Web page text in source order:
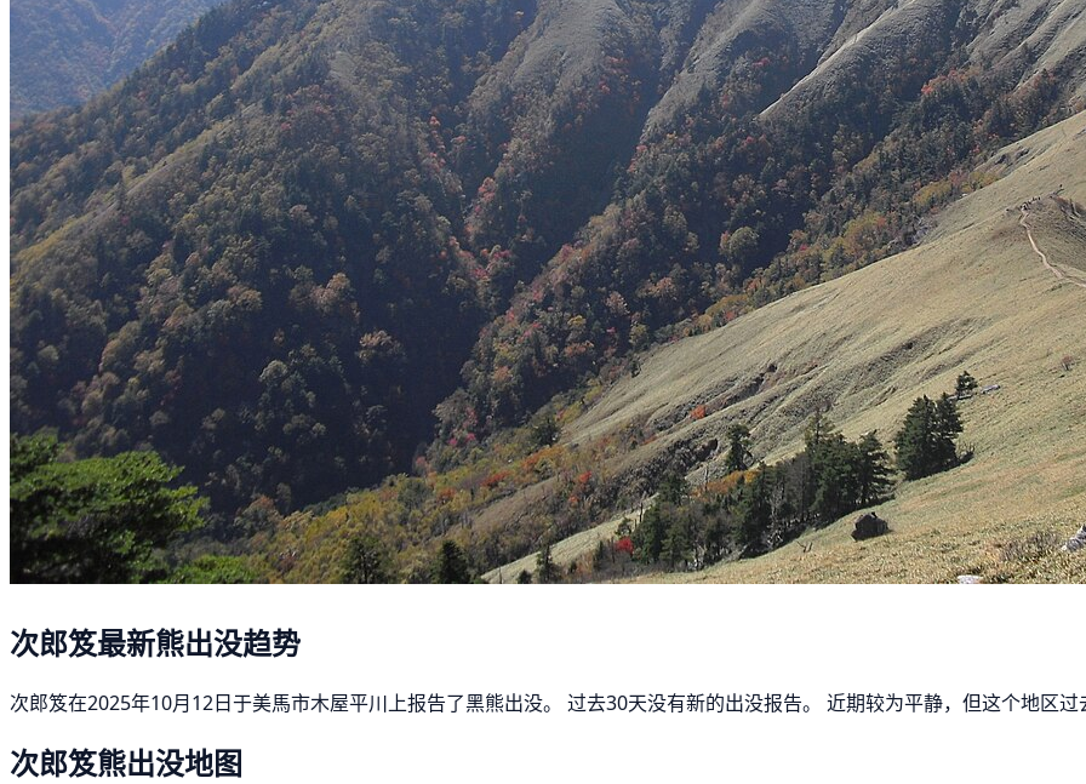
次郎笈最新熊出没趋势
次郎笈在2025年10月12日于美馬市木屋平川上报告了黑熊出没。 过去30天没有新的出没报告。 近期较为平静，但这个地区
次郎笈熊出没地图